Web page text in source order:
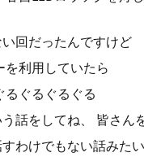
回だったんですけど
を利用していたら
るぐるぐるぐる
話をしてね、 皆さん
わけでもない話みた